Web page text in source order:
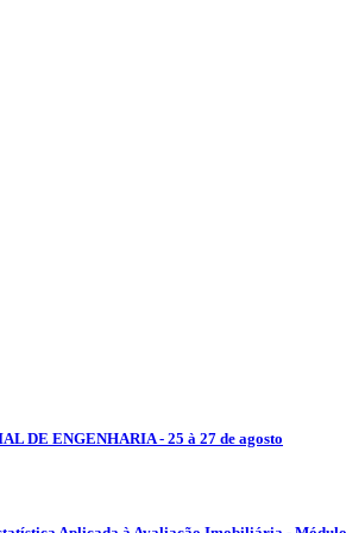
DE ENGENHARIA - 25 à 27 de agosto